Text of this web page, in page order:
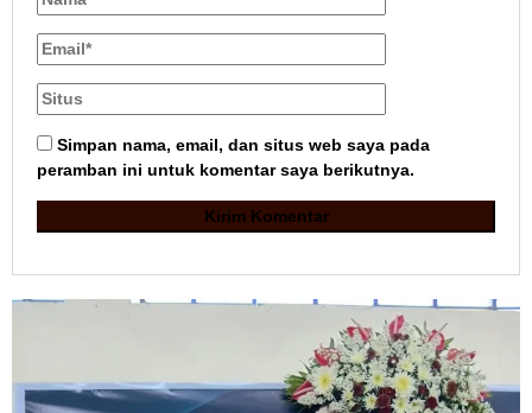
Simpan nama, email, dan situs web saya pada
peramban ini untuk komentar saya berikutnya.